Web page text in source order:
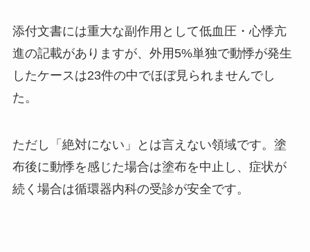
添付文書には重大な副作用として低血圧・心悸亢
進の記載がありますが、外用5%単独で動悸が発生
したケースは23件の中でほぼ見られませんでし
た。
ただし「絶対にない」とは言えない領域です。塗
布後に動悸を感じた場合は塗布を中止し、症状が
続く場合は循環器内科の受診が安全です。